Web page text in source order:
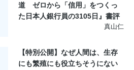
道 ゼロから「信用」をつくっ
た日本人銀行員の3105日』書評
真山仁
【特別公開】なぜ人間は、生存
にも繁殖にも役立ちそうにない